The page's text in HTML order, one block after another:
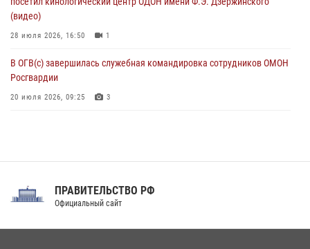
(видео)
28 июля 2026, 16:50 1
В ОГВ(с) завершилась служебная командировка сотрудников ОМОН
Росгвардии
20 июля 2026, 09:25 3
Праздник «Один день с Росгвардией» к 105-летию Центрального
ПРАВИТЕЛЬСТВО РФ
Официальный сайт